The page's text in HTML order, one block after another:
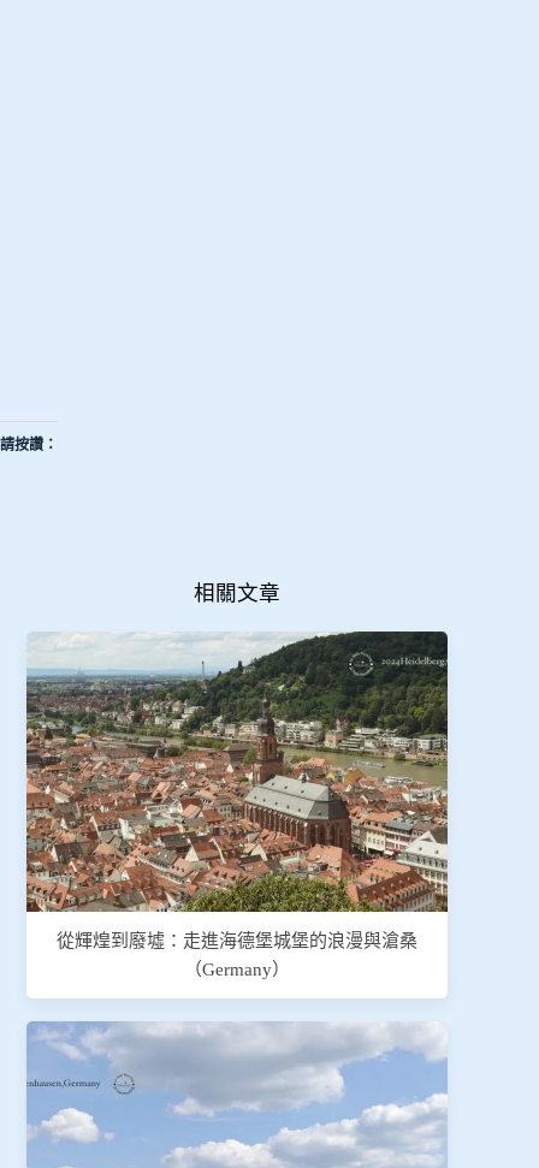
請按讚：
相關文章
從輝煌到廢墟：走進海德堡城堡的浪漫與滄桑
（Germany）